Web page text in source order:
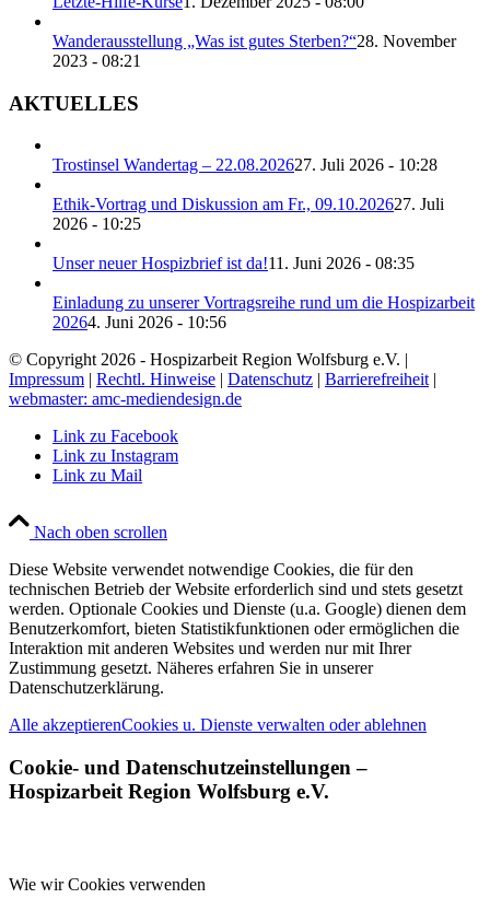
Wanderausstellung „Was ist gutes Sterben?“28. November
2023 - 08:21
AKTUELLES
Trostinsel Wandertag – 22.08.202627. Juli 2026 - 10:28
Ethik-Vortrag und Diskussion am Fr., 09.10.202627. Juli
2026 - 10:25
Unser neuer Hospizbrief ist da!11. Juni 2026 - 08:35
Einladung zu unserer Vortragsreihe rund um die Hospizarbeit
20264. Juni 2026 - 10:56
© Copyright 2026 - Hospizarbeit Region Wolfsburg e.V. |
Impressum
Rechtl. Hinweise Datenschutz Barrierefreiheit|
webmaster: amc-mediendesign.de
Link zu Facebook
Link zu Instagram
Link zu Mail
Nach oben scrollen
Diese Website verwendet notwendige Cookies, die für den
technischen Betrieb der Website erforderlich sind und stets gesetzt
werden. Optionale Cookies und Dienste (u.a. Google) dienen dem
Benutzerkomfort, bieten Statistikfunktionen oder ermöglichen die
Interaktion mit anderen Websites und werden nur mit Ihrer
Zustimmung gesetzt. Näheres erfahren Sie in unserer
Datenschutzerklärung.
Alle akzeptierenCookies u. Dienste verwalten oder ablehnen
Cookie- und Datenschutzeinstellungen –
Hospizarbeit Region Wolfsburg e.V.
Wie wir Cookies verwenden